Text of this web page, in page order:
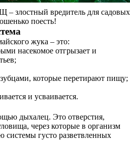
вредитель для садовых
поесть!
жука – это:
насекомое отгрызает и
которые перетирают пищу;
и усваивается.
дыхалец. Это отверстия,
через которые в организм
системы густо разветвленных